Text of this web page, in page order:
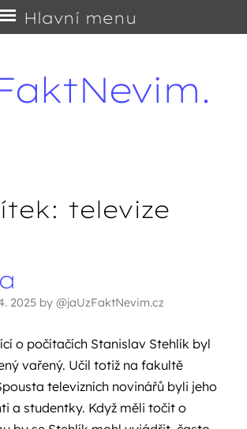
Hlavní menu
televize
2025 by @jaUzFaktNevim.cz
o počítačích Stanislav Stehlík byl
vařený. Učil totiž na fakultě
televizních novinářů byli jeho
a studentky. Když měli točit o